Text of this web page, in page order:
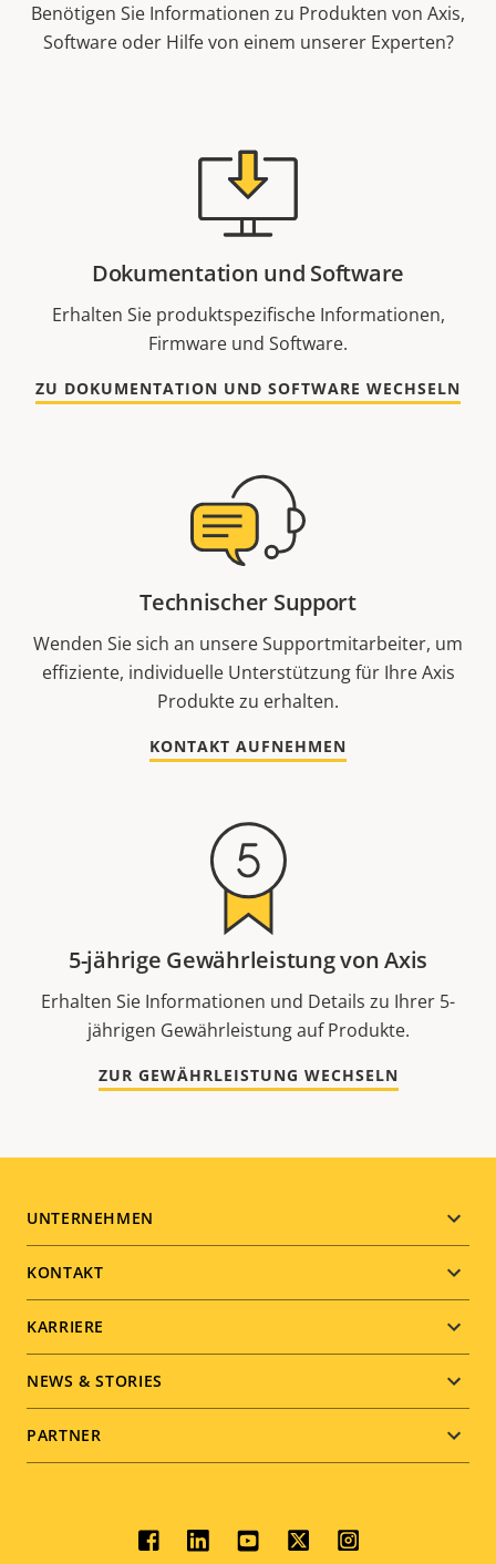
Benötigen Sie Informationen zu Produkten von Axis,
Software oder Hilfe von einem unserer Experten?
Dokumentation und Software
Erhalten Sie produktspezifische Informationen,
Firmware und Software.
ZU DOKUMENTATION UND SOFTWARE WECHSELN
Technischer Support
Wenden Sie sich an unsere Supportmitarbeiter, um
effiziente, individuelle Unterstützung für Ihre Axis
Produkte zu erhalten.
KONTAKT AUFNEHMEN
5-jährige Gewährleistung von Axis
Erhalten Sie Informationen und Details zu Ihrer 5-
jährigen Gewährleistung auf Produkte.
ZUR GEWÄHRLEISTUNG WECHSELN
Footer
menu
UNTERNEHMEN
KONTAKT
KARRIERE
NEWS & STORIES
PARTNER